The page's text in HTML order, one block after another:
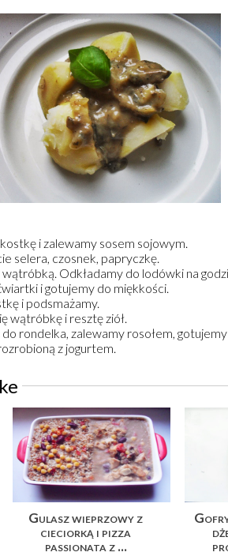
i zalewamy sosem sojowym.
selera, czosnek, papryczkę.
Odkładamy do lodówki na
i gotujemy do miękkości.
i podsmażamy.
wątróbkę i resztę ziół.
rondelka, zalewamy rosołem,
z jogurtem.
Gulasz wieprzowy z
cieciorką i pizza
passionata z ...